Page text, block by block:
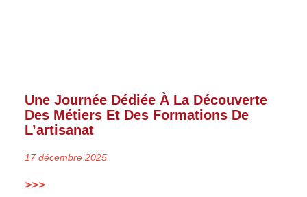
Une Journée Dédiée À La Découverte
Des Métiers Et Des Formations De
L’artisanat
17 décembre 2025
>>>